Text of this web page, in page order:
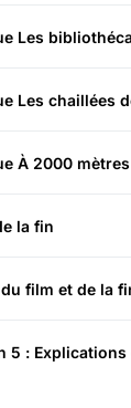
Les
Les chaillées
À 2000
la fin
film et de la
5 :